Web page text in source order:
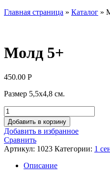
Главная страница » Каталог »
Молд 5+
450.00 Р
Размер 5,5х4,8 см.
Количество
товара
Молд
5+
Добавить в корзину
Добавить в избранное
Сравнить
Артикул: 1023 Категории: 1
Описание